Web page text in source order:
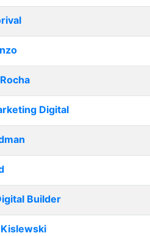
Digital
Builder